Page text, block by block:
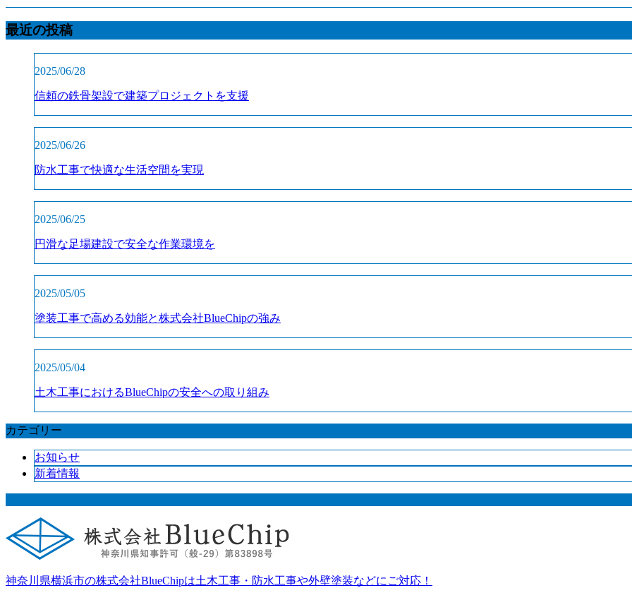
最近の投稿
2025/06/28
信頼の鉄骨架設で建築プロジェクトを支援
2025/06/26
防水工事で快適な生活空間を実現
2025/06/25
円滑な足場建設で安全な作業環境を
2025/05/05
塗装工事で高める効能と株式会社BlueChipの強み
2025/05/04
土木工事におけるBlueChipの安全への取り組み
カテゴリー
お知らせ
新着情報
神奈川県横浜市の株式会社BlueChipは土木工事・防水工事や外壁塗装などにご対応！